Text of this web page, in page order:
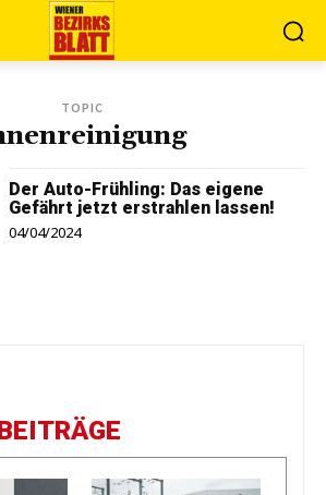
TOPIC
Der Auto-Frühling: Das eigene
Gefährt jetzt erstrahlen lassen!
04/04/2024